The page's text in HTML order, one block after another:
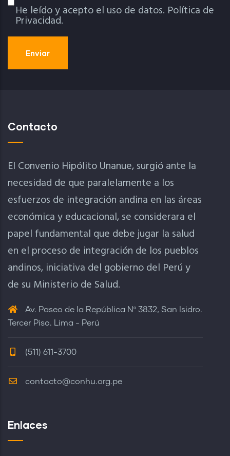
Política De Privacidad
He leído y acepto el uso de datos. Política de
Privacidad.
Contacto
El Convenio Hipólito Unanue, surgió ante la
necesidad de que paralelamente a los
esfuerzos de integración andina en las áreas
económica y educacional, se considerara el
papel fundamental que debe jugar la salud
en el proceso de integración de los pueblos
andinos, iniciativa del gobierno del Perú y
de su Ministerio de Salud.
Av. Paseo de la República Nº 3832, San Isidro.
Tercer Piso. Lima - Perú
(511) 611-3700
contacto@conhu.org.pe
Enlaces